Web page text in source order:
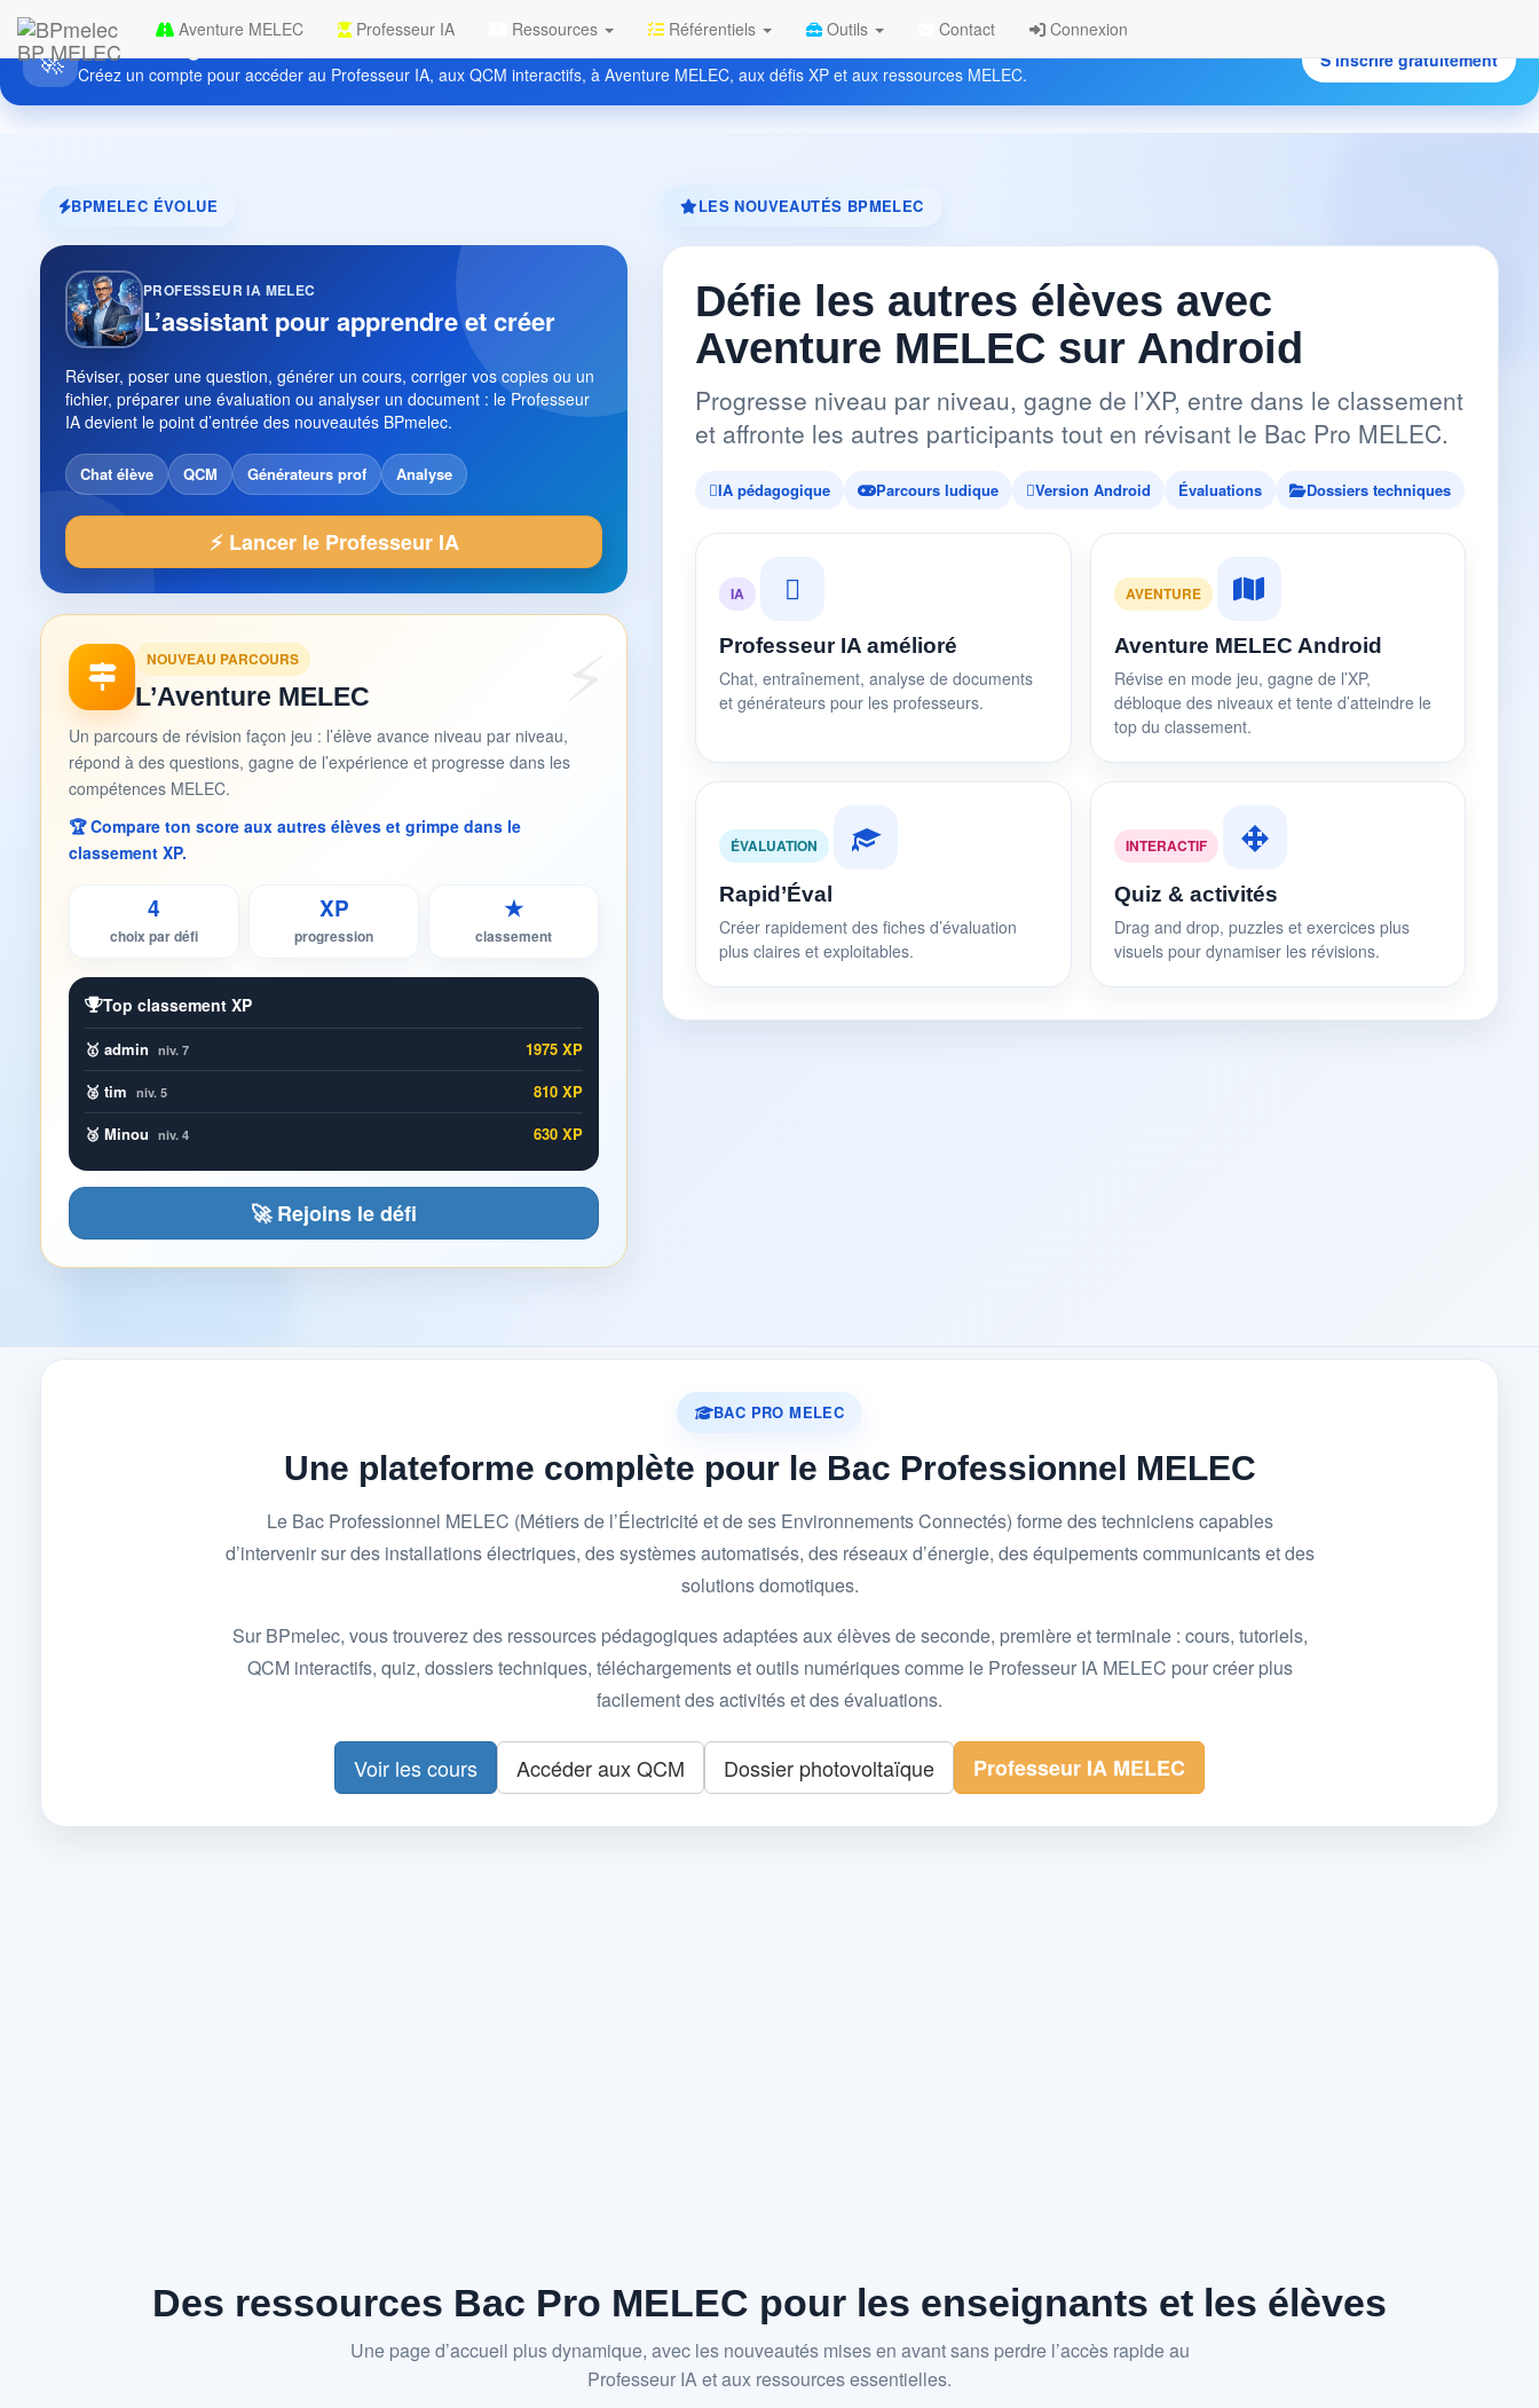
BP MELEC
Aventure MELEC Professeur IA Ressources Référentiels Outils Contact Connexion
🚀 Découvrez gratuitement BPmelec
Créez un compte pour accéder au Professeur IA, aux QCM interactifs, à Aventure MELEC, aux défis XP et aux ressources MELEC.
S’inscrire gratuitement
BPMELEC ÉVOLUE
PROFESSEUR IA MELEC
L’assistant pour apprendre et créer
Réviser, poser une question, générer un cours, corriger vos copies ou un
fichier, préparer une évaluation ou analyser un document : le Professeur
IA devient le point d’entrée des nouveautés BPmelec.
Chat élève QCM Générateurs prof Analyse
⚡ Lancer le Professeur IA
NOUVEAU PARCOURS
L’Aventure MELEC
Un parcours de révision façon jeu : l’élève avance niveau par niveau,
répond à des questions, gagne de l’expérience et progresse dans les
compétences MELEC.
🏆 Compare ton score aux autres élèves et grimpe dans le
classement XP.
4
choix par défi
XP
progression
★
classement
Top classement XP
🥇 admin niv. 7
1975 XP
🥈 tim niv. 5
810 XP
🥉 Minou niv. 4 630 XP
🚀 Rejoins le défi
LES NOUVEAUTÉS BPMELEC
Défie les autres élèves avec
Aventure MELEC sur Android
Progresse niveau par niveau, gagne de l’XP, entre dans le classement
et affronte les autres participants tout en révisant le Bac Pro MELEC.
IA pédagogique Parcours ludique Version Android Évaluations Dossiers techniques
IA
Professeur IA amélioré
Chat, entraînement, analyse de documents
et générateurs pour les professeurs.
AVENTURE
Aventure MELEC Android
Révise en mode jeu, gagne de l’XP,
débloque des niveaux et tente d’atteindre le
top du classement.
ÉVALUATION
Rapid’Éval
Créer rapidement des fiches d’évaluation
plus claires et exploitables.
INTERACTIF
Quiz & activités
Drag and drop, puzzles et exercices plus
visuels pour dynamiser les révisions.
BAC PRO MELEC
Une plateforme complète pour le Bac Professionnel MELEC
Le Bac Professionnel MELEC (Métiers de l’Électricité et de ses Environnements Connectés) forme des techniciens capables
d’intervenir sur des installations électriques, des systèmes automatisés, des réseaux d’énergie, des équipements communicants et des
solutions domotiques.
Sur BPmelec, vous trouverez des ressources pédagogiques adaptées aux élèves de seconde, première et terminale : cours, tutoriels,
QCM interactifs, quiz, dossiers techniques, téléchargements et outils numériques comme le Professeur IA MELEC pour créer plus
facilement des activités et des évaluations.
Voir les cours Accéder aux QCM Dossier photovoltaïque Professeur IA MELEC
Des ressources Bac Pro MELEC pour les enseignants et les élèves
Une page d’accueil plus dynamique, avec les nouveautés mises en avant sans perdre l’accès rapide au
Professeur IA et aux ressources essentielles.